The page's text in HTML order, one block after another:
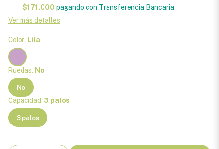
$171.000 pagando con Transferencia Bancaria
Ver más detalles
Color: Lila
Ruedas: No
No
Capacidad: 3 palos
3 palos